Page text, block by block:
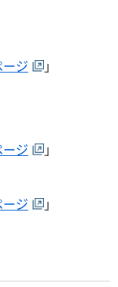
ジ
」
ジ
」
ジ 」